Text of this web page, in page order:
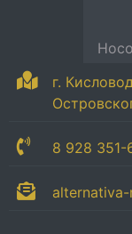
г.
8 928 351-
alternativa-